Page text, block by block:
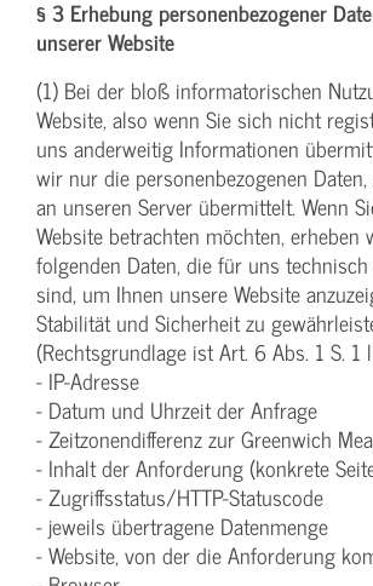
§ 3 Erhebung personenbezogener
unserer Website
(1) Bei der bloß informatorischen
Website, also wenn Sie sich nicht
uns anderweitig Informationen
wir nur die personenbezogenen
an unseren Server übermittelt. Wenn
Website betrachten möchten, erheben
folgenden Daten, die für uns
sind, um Ihnen unsere Website
Stabilität und Sicherheit zu
(Rechtsgrundlage ist Art. 6 Abs. 1 S. 1
- IP-Adresse
- Datum und Uhrzeit der Anfrage
- Zeitzonendifferenz zur Greenwich
- Inhalt der Anforderung (konkrete
- Zugriffsstatus/HTTP-Statuscode
- jeweils übertragene Datenmenge
- Website, von der die Anforderung